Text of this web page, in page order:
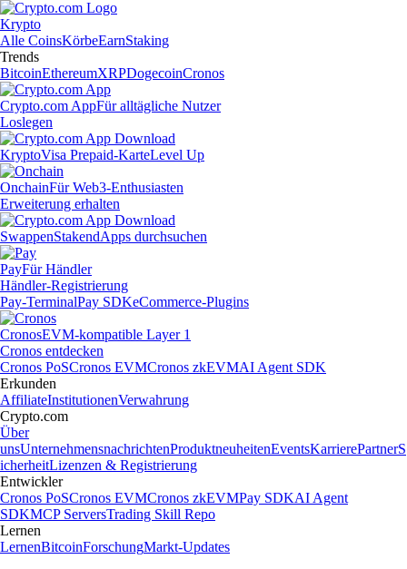
Krypto
Alle CoinsKörbeEarnStaking
Trends
BitcoinEthereumXRPDogecoinCronos
Crypto.com AppFür alltägliche Nutzer
Loslegen
KryptoVisa Prepaid-KarteLevel Up
OnchainFür Web3-Enthusiasten
Erweiterung erhalten
SwappenStakendApps durchsuchen
PayFür Händler
Händler-Registrierung
Pay-TerminalPay SDKeCommerce-Plugins
CronosEVM-kompatible Layer 1
Cronos entdecken
Cronos PoSCronos EVMCronos zkEVMAI Agent SDK
Erkunden
AffiliateInstitutionenVerwahrung
Crypto.com
Über
unsUnternehmensnachrichtenProduktneuheitenEventsKarrierePartnerS
icherheitLizenzen & Registrierung
Entwickler
Cronos PoSCronos EVMCronos zkEVMPay SDKAI Agent
SDKMCP ServersTrading Skill Repo
Lernen
LernenBitcoinForschungMarkt-Updates